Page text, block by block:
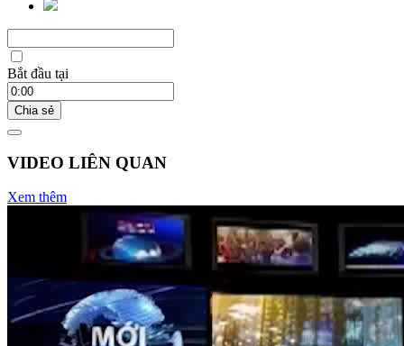
Bắt đầu tại
Chia sẻ
VIDEO LIÊN QUAN
Xem thêm